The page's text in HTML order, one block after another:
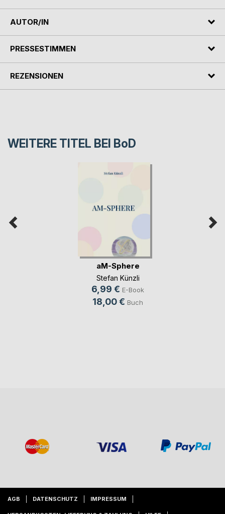
AUTOR/IN
PRESSESTIMMEN
REZENSIONEN
WEITERE TITEL BEI BoD
aM-Sphere
Stefan Künzli
6,99 € E-Book
18,00 € Buch
AGB DATENSCHUTZ IMPRESSUM